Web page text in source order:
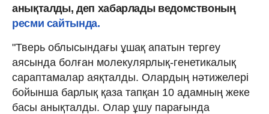
анықталды, деп хабарлады ведомствоның
ресми сайтында.
"Тверь облысындағы ұшақ апатын тергеу
аясында болған молекулярлық-генетикалық
сараптамалар аяқталды. Олардың нәтижелері
бойынша барлық қаза тапқан 10 адамның жеке
басы анықталды. Олар ұшу парағында